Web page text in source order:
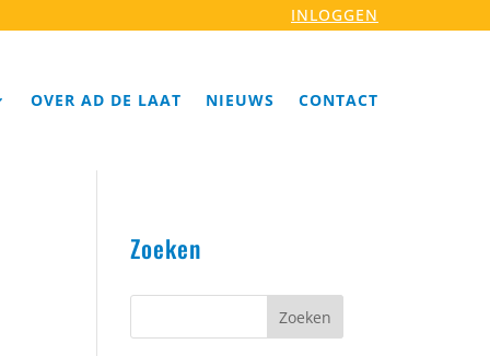
INLOGGEN
OVER AD DE LAAT NIEUWS CONTACT
Zoeken
Zoeken